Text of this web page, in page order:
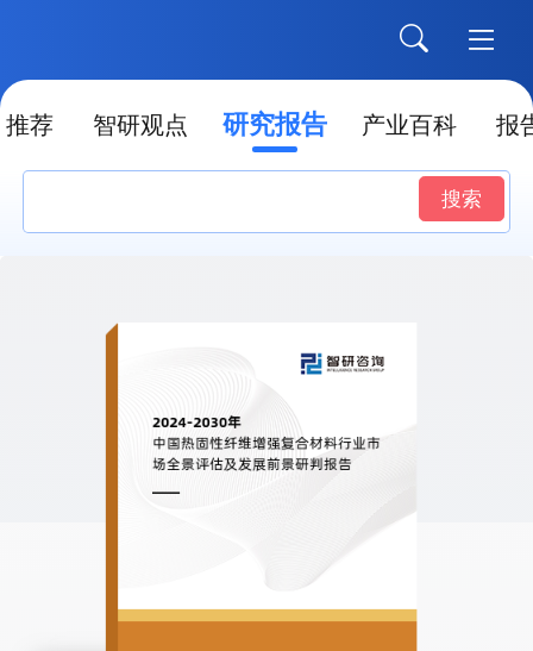
推荐 智研观点 研究报告 产业百科 报
搜索